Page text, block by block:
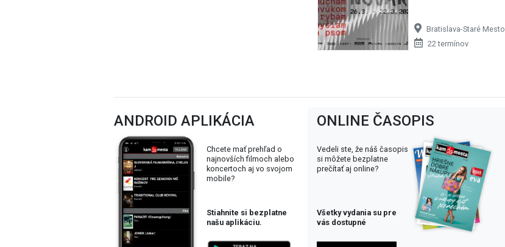
Bratislava-Staré Mesto
22 termínov
ANDROID APLIKÁCIA
Chcete mať prehľad o
najnovších filmoch alebo
koncertoch aj vo svojom
mobile?
Stiahnite si bezplatne
našu aplikáciu.
ONLINE ČASOPIS
Vedeli ste, že náš časopis
si môžete bezplatne
prečítať aj online?
Všetky vydania su pre
vás dostupné